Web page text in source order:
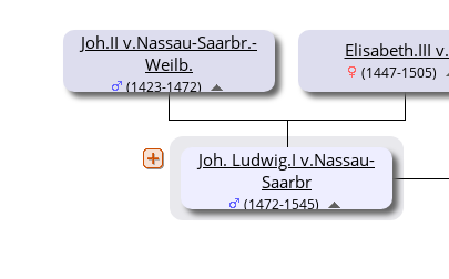
Joh.II v.Nassau-Saarbr.-
Weilb.
(1423-1472)
Elisabeth.III
(1447-1505)
Joh. Ludwig.I v.Nassau-
Saarbr
(1472-1545)